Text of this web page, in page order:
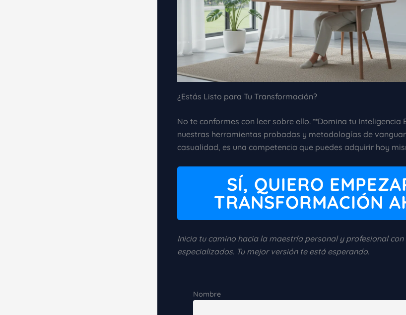
¿Estás Listo para Tu Transformación?
No te conformes con leer sobre ello. **Domina tu Inteligencia
nuestras herramientas probadas y metodologías de
casualidad, es una competencia que puedes adquirir hoy
SÍ, QUIERO
TRANSFORMACIÓN
Inicia tu camino hacia la maestría personal y profesional con
especializados. Tu mejor versión te está esperando.
Nombre